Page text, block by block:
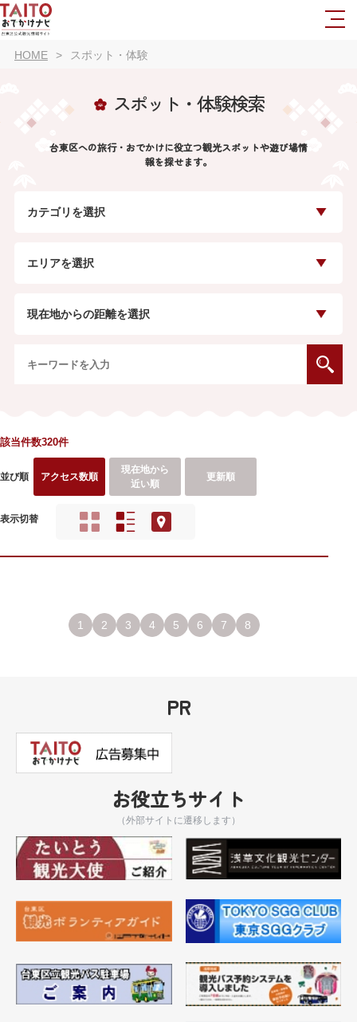
HOME スポット・体験
スポット・体験検索
台東区への旅行・おでかけに役立つ観光スポットや遊び場情
報を探せます。
カテゴリを選択
エリアを選択
現在地からの距離を選択
該当件数320件
並び順 アクセス数順
現在地から
近い順
更新順
表示切替
1 2 3 4 5 6 7 8
PR
お役立ちサイト
（外部サイトに遷移します）